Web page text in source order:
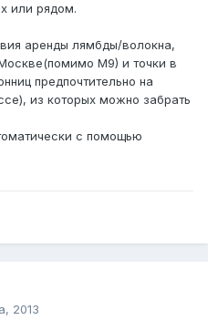
или рядом.
аренды лямбды/волокна,
М9) и точки в
предпочтительно на
из которых можно забрать
с помощью
2013